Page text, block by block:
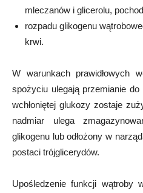
mleczanów i glicerolu,
rozpadu glikogenu
krwi.
W warunkach prawidłowych
spożyciu ulegają przemianie
wchłoniętej glukozy zostaje
nadmiar ulega
glikogenu lub odłożony w
postaci trójglicerydów.
Upośledzenie funkcji